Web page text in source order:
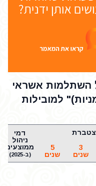
השתלמות אשראי
עם מניות (עד 25% מניות)" למובילות
דמי
ניהול
ממוצעים
(ב-2025)
3
שנים
5
שנים